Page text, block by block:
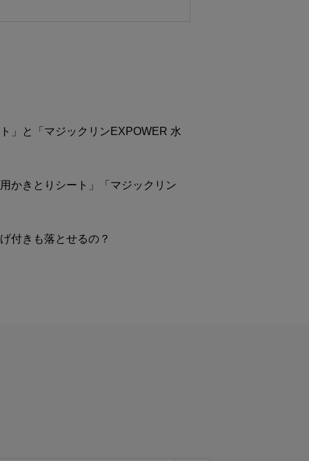
」と「マジックリンEXPOWER 水
かきとりシート」「マジックリン
付きも落とせるの？